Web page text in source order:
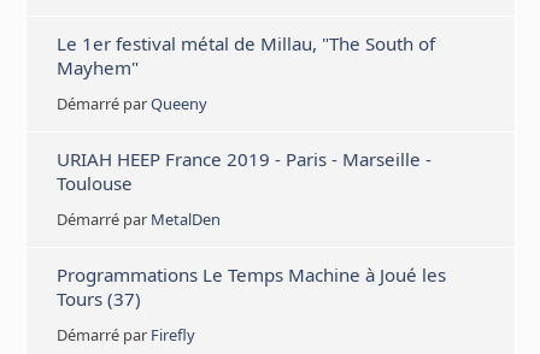
Le 1er festival métal de Millau, "The South of
Mayhem"
Démarré parQueeny
URIAH HEEP France 2019 - Paris - Marseille -
Toulouse
Démarré par MetalDen
Programmations Le Temps Machine à Joué les
Tours (37)
Démarré par Firefly